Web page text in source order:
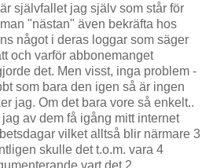
självfallet jag själv som står för
"nästan" även bekräfta hos
något i deras loggar som säger
och varför abbonemanget
det. Men visst, inga problem -
som bara den igen så är ingen
jag. Om det bara vore så enkelt..
av dem få igång mitt internet
vilket alltså blir närmare 3
skulle det t.o.m. vara 4
vart det 2.